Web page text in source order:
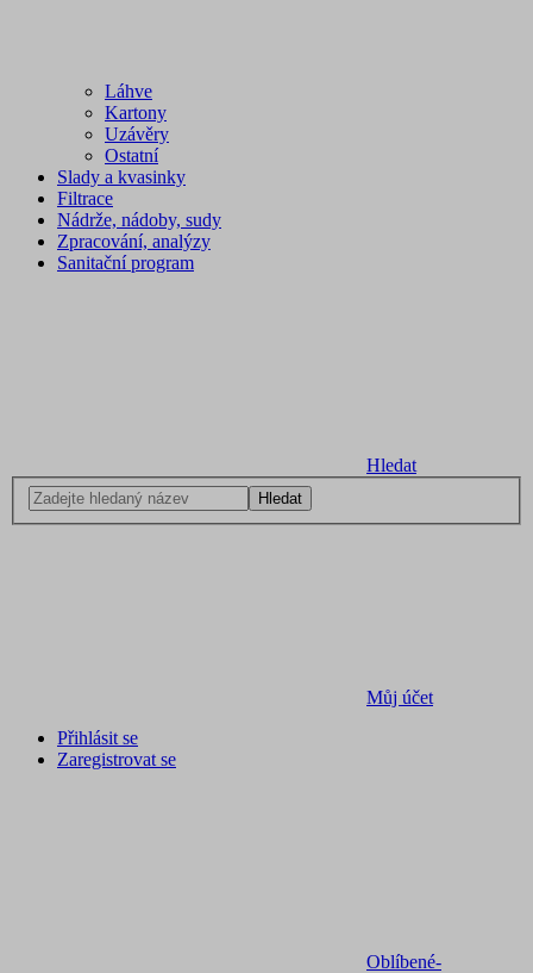
Láhve
Kartony
Uzávěry
Ostatní
Slady a kvasinky
Filtrace
Nádrže, nádoby, sudy
Zpracování, analýzy
Sanitační program
Hledat
Hledat
Můj účet
Přihlásit se
Zaregistrovat se
Oblíbené-